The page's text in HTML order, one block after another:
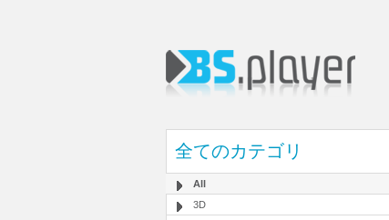
全てのカテゴリ
All
3D